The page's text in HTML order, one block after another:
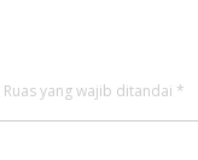
Ruas yang wajib ditandai *